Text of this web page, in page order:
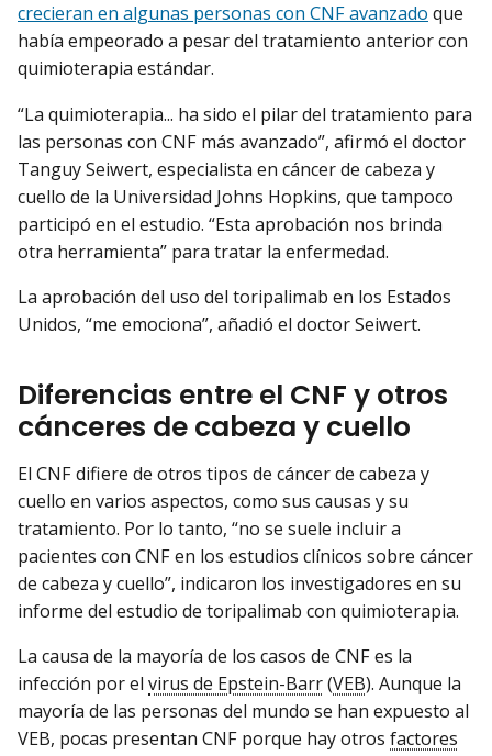
crecieran en algunas personas con CNF avanzado que
había empeorado a pesar del tratamiento anterior con
quimioterapia estándar.
“La quimioterapia... ha sido el pilar del tratamiento para
las personas con CNF más avanzado”, afirmó el doctor
Tanguy Seiwert, especialista en cáncer de cabeza y
cuello de la Universidad Johns Hopkins, que tampoco
participó en el estudio. “Esta aprobación nos brinda
otra herramienta” para tratar la enfermedad.
La aprobación del uso del toripalimab en los Estados
Unidos, “me emociona”, añadió el doctor Seiwert.
Diferencias entre el CNF y otros
cánceres de cabeza y cuello
El CNF difiere de otros tipos de cáncer de cabeza y
cuello en varios aspectos, como sus causas y su
tratamiento. Por lo tanto, “no se suele incluir a
pacientes con CNF en los estudios clínicos sobre cáncer
de cabeza y cuello”, indicaron los investigadores en su
informe del estudio de toripalimab con quimioterapia.
La causa de la mayoría de los casos de CNF es la
infección por el virus de Epstein-Barr(VEB). Aunque la
mayoría de las personas del mundo se han expuesto al
VEB, pocas presentan CNF porque hay otros factores